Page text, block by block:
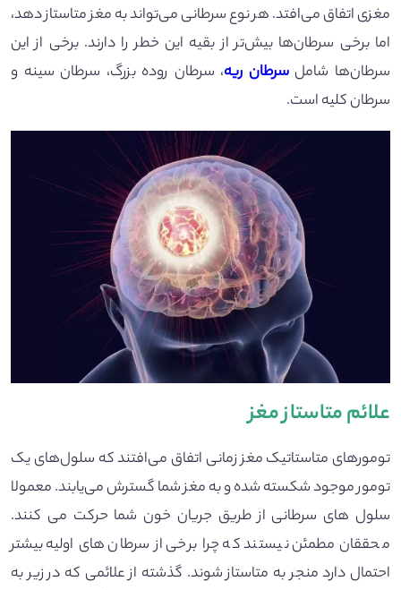
مغزی اتفاق می‌افتد. هر نوع سرطانی می‌تواند به مغز متاستاز دهد،
اما برخی سرطان‌ها بیش‌تر از بقیه این خطر را دارند. برخی از این
سرطان‌ها شاملسرطان ریه، سرطان روده بزرگ، سرطان سینه و
سرطان کلیه است.
علائم متاستاز مغز
تومورهای متاستاتیک مغز زمانی اتفاق می‌افتند که سلول‌های یک
تومور موجود شکسته شده و به مغز شما گسترش می‌یابند. معمولا
سلول های سرطانی از طریق جریان خون شما حرکت می کنند.
محققان مطمئن نیستند که چرا برخی از سرطان های اولیه بیشتر
احتمال دارد منجر به متاستاز شوند. گذشته از علائمی که در زیر به